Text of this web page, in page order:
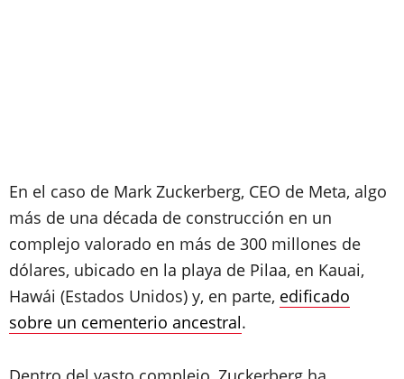
En el caso de Mark Zuckerberg, CEO de Meta, algo
más de una década de construcción en un
complejo valorado en más de 300 millones de
dólares, ubicado en la playa de Pilaa, en Kauai,
Hawái (Estados Unidos) y, en parte, edificado
sobre un cementerio ancestral.